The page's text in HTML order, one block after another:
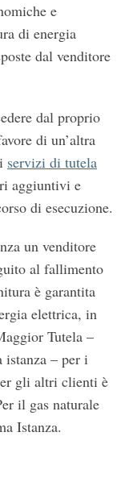
e
di energia
dal venditore
dal proprio
di un’altra
servizi di tutela
aggiuntivi e
di esecuzione.
un venditore
al fallimento
è garantita
elettrica, in
Tutela –
istanza – per i
gli altri clienti è
il gas naturale
Istanza.